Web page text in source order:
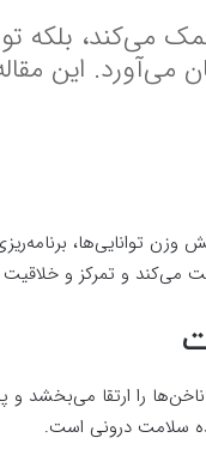
بلکه
می‌آورد. این
توانایی‌ها،
می‌کند و تمرکز و
را ارتقا می‌بخشد
سلامت درونی است.